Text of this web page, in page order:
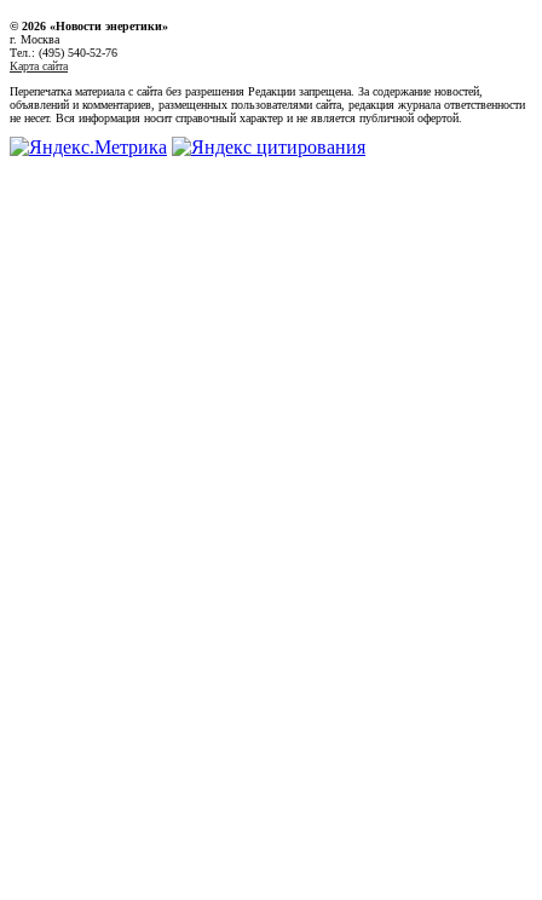
© 2026 «Новости энеретики»
г. Москва
Тел.: (495) 540-52-76
Карта сайта
Перепечатка материала с сайта без разрешения Редакции запрещена. За содержание новостей,
объявлений и комментариев, размещенных пользователями сайта, редакция журнала ответственности
не несет. Вся информация носит справочный характер и не является публичной офертой.